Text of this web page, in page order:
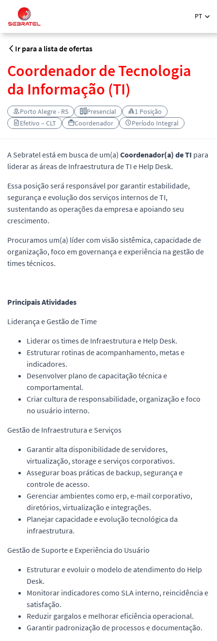
PT
Ir para a lista de ofertas
Coordenador de Tecnologia
da Informação (TI)
Porto Alegre - RS Presencial
1 Posição
Efetivo – CLT
Coordenador Período Integral
A Sebratel está em busca de um(a) Coordenador(a) de TI para
liderar as áreas de Infraestrutura de TI e Help Desk.
Essa posição será responsável por garantir estabilidade,
segurança e evolução dos serviços internos de TI,
sustentando as operações da empresa e apoiando seu
crescimento.
Procuramos um(a) líder com visão sistêmica, capacidade de
organização, foco em governança e experiência na gestão de
times técnicos.
Principais Atividades
Liderança e Gestão de Time
Liderar os times de Infraestrutura e Help Desk.
Estruturar rotinas de acompanhamento, metas e
indicadores.
Desenvolver plano de capacitação técnica e
comportamental.
Criar cultura de responsabilidade, organização e foco
no usuário interno.
Gestão de Infraestrutura e Serviços
Garantir alta disponibilidade de servidores,
virtualização, storage e serviços corporativos.
Assegurar boas práticas de backup, segurança e
controle de acesso.
Gerenciar ambientes como erp, e-mail corporativo,
diretórios, virtualização e integrações.
Planejar capacidade e evolução tecnológica da
infraestrutura.
Gestão de Suporte e Experiência do Usuário
Estruturar e evoluir o modelo de atendimento do Help
Desk.
Monitorar indicadores como SLA interno, reincidência e
satisfação.
Reduzir gargalos e melhorar eficiência operacional.
Garantir padronização de processos e documentação.